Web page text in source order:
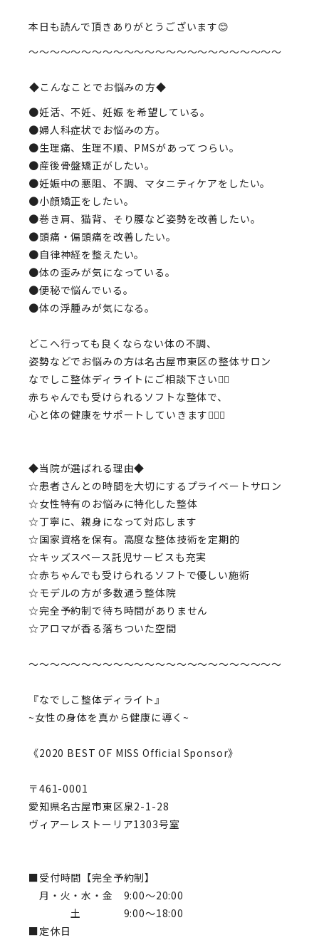
本日も読んで頂きありがとうございます😊
〜〜〜〜〜〜〜〜〜〜〜〜〜〜〜〜〜〜〜〜〜〜〜〜
◆こんなことでお悩みの方◆
●妊活、不妊、妊娠 を希望している。
●婦人科症状でお悩みの方。
●生理痛、生理不順、PMSがあってつらい。
●産後骨盤矯正がしたい。
●妊娠中の悪阻、不調、マタニティケアをしたい。
●小顔矯正をしたい。
●巻き肩、猫背、そり腰など姿勢を改善したい。
●頭痛・偏頭痛を改善したい。
●自律神経を整えたい。
●体の歪みが気になっている。
●便秘で悩んでいる。
●体の浮腫みが気になる。
どこへ行っても良くならない体の不調、
姿勢などでお悩みの方は名古屋市東区の整体サロン
なでしこ整体ディライトにご相談下さい💁‍♂️
赤ちゃんでも受けられる ソフトな整体で、
心と体の健康をサポートしていきます💆🏻‍♀️
◆当院が選ばれる理由◆
☆患者さんとの時間を大切にするプライベートサロン
☆女性特有のお悩みに特化した整体
☆丁寧に、親身になって対応します
☆国家資格を保有。高度な整体技術を定期的
☆キッズスペース託児サービスも充実
☆赤ちゃんでも受けられるソフトで優しい施術
☆モデルの方が多数通う整体院
☆完全予約制で待ち時間がありません
☆アロマが香る落ちついた空間
〜〜〜〜〜〜〜〜〜〜〜〜〜〜〜〜〜〜〜〜〜〜〜〜
『なでしこ整体ディライト』
~女性の身体を真から健康に導く~
《2020 BEST OF MISS Official Sponsor》
〒461-0001
愛知県名古屋市東区泉2-1-28
ヴィアーレストーリア1303号室
■受付時間 【完全予約制】
月・火・水・金 9:00〜20:00
土 9:00〜18:00
■定休日